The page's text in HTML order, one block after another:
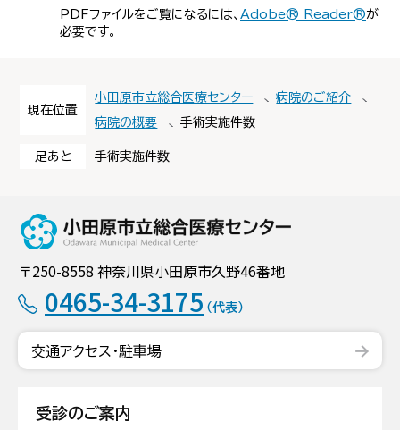
現在位置
小田原市立総合医療センター
病院のご紹介
病院の概要
手術実施件数
足あと 手術実施件数
PDFファイルをご覧になるには、 Adobe® Reader®が
必要です。
〒250-8558 神奈川県小田原市久野46番地
0465-34-3175 （代表）
交通アクセス・駐車場
受診のご案内